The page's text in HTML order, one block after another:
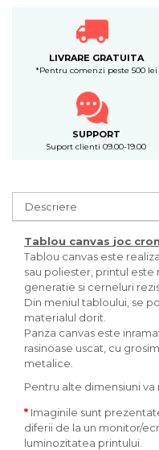
LIVRARE GRATUITA
*Pentru comenzi peste 500 lei
SUPPORT
Suport clienti 09.00-19.00
Descriere
Tablou canvas joc
Tablou canvas este
sau poliester, printul
generatie si cerneluri
Din meniul tabloului, se
materialul dorit.
Panza canvas este
rasinoase uscat, cu
metalice.
Pentru alte dimensiuni
* Imaginile sunt
diferii de la un monitor/
luminozitatea printului.